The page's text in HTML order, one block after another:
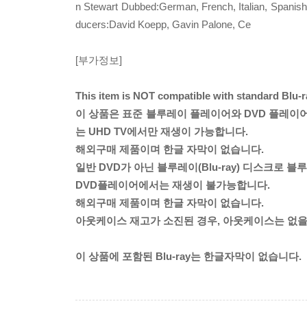
n Stewart Dubbed:German, French, Italian,
ducers:David Koepp, Gavin Palone, Ce
[부가정보]
This item is NOT compatible with standard Blu-
이 상품은 표준 블루레이 플레이어와 DVD 플레
는 UHD TV에서만 재생이 가능합니다.
해외구매 제품이며 한글 자막이 없습니다.
일반 DVD가 아닌 블루레이(Blu-ray) 디스크로 블
DVD플레이어에서는 재생이 불가능합니다.
해외구매 제품이며 한글 자막이 없습니다.
아웃케이스 재고가 소진된 경우, 아웃케이스는 없
이 상품에 포함된 Blu-ray는 한글자막이 없습니다.